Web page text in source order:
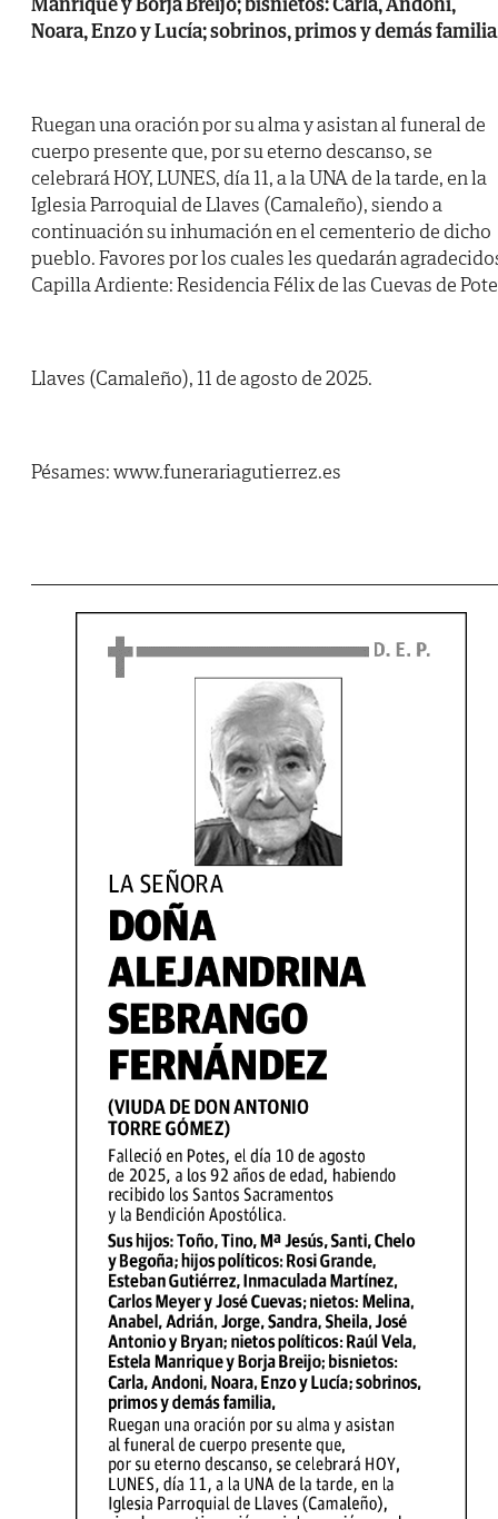
Noara, Enzo y Lucía; sobrinos, primos y demás
Ruegan una oración por su alma y asistan al funeral de
cuerpo presente que, por su eterno descanso, se
celebrará HOY, LUNES, día 11, a la UNA de la tarde, en la
Iglesia Parroquial de Llaves (Camaleño), siendo a
continuación su inhumación en el cementerio de dicho
pueblo. Favores por los cuales les quedarán
Capilla Ardiente: Residencia Félix de las Cuevas de
Llaves (Camaleño), 11 de agosto de 2025.
Pésames: www.funerariagutierrez.es